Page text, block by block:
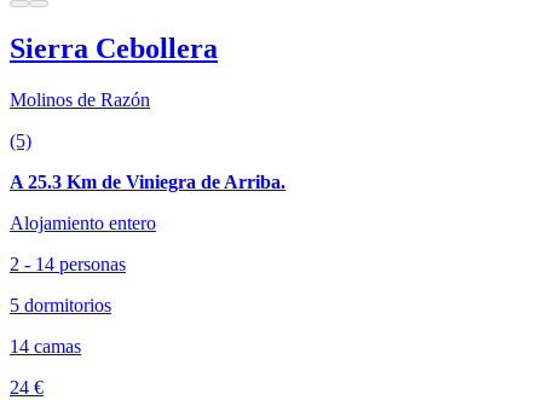
Sierra Cebollera
Molinos de Razón
(5)
A 25.3 Km de Viniegra de Arriba.
Alojamiento entero
2 - 14 personas
5 dormitorios
14 camas
24 €